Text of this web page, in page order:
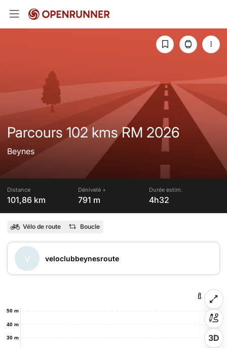
Parcours 102 kms RM 2026
Beynes
Distance
101,86 km
Dénivelé +
791 m
Durée estim.
4h32
Vélo de route Boucle
V veloclubbeynesroute
30 m
40 m
50 m
3D